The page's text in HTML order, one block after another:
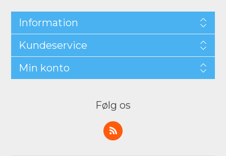
Information
Kundeservice
Min konto
Følg os